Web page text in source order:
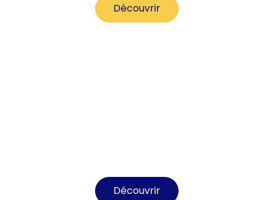
Découvrir
Découvrir